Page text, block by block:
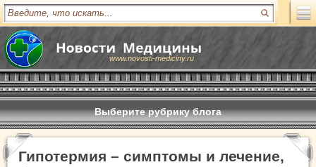
www.novosti-mediciny.ru
Выберите рубрику блога
Гипотермия – симптомы и лечение,